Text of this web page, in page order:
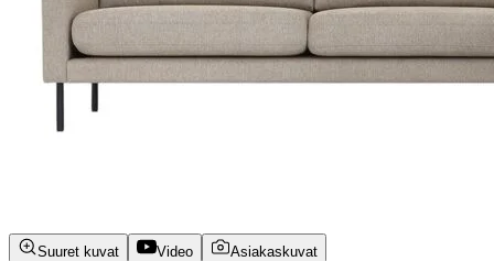
Suuret kuvat Video Asiakaskuvat